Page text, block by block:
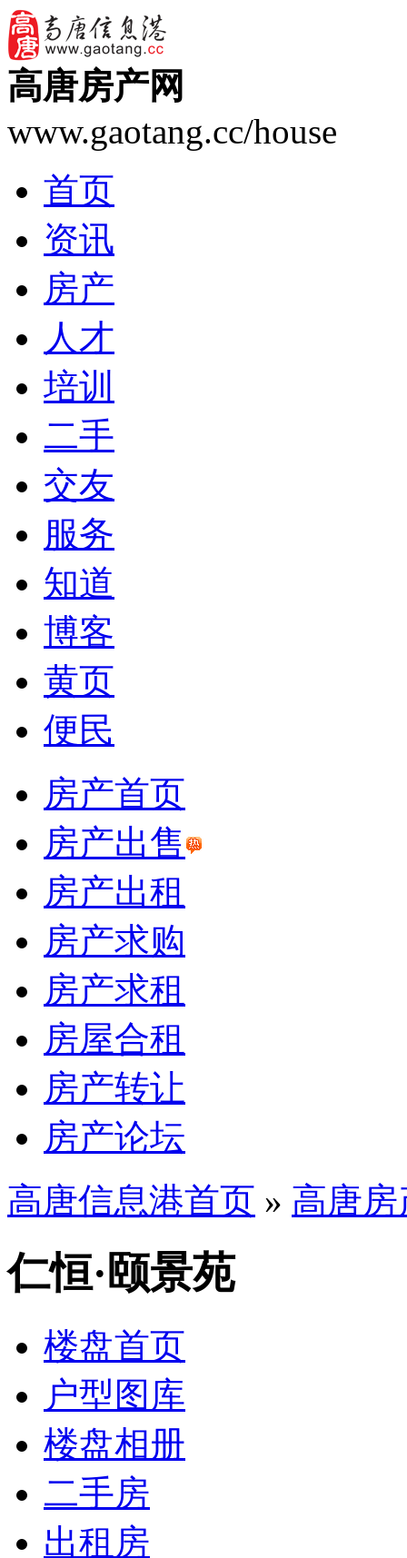
高唐房产网
www.gaotang.cc/house
首页
资讯
房产
人才
培训
二手
交友
服务
知道
博客
黄页
便民
房产首页
房产出售
房产出租
房产求购
房产求租
房屋合租
房产转让
房产论坛
高唐信息港首页 » 高唐房
仁恒·颐景苑
楼盘首页
户型图库
楼盘相册
二手房
出租房